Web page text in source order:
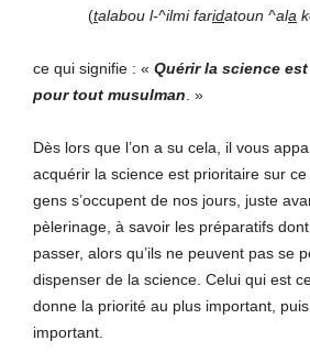
(talabou l-^ilmi faridatoun ^ala
ce qui signifie : « Quérir la science
pour tout musulman . »
Dès lors que l’on a su cela, il vous
acquérir la science est prioritaire sur
gens s’occupent de nos jours, juste
pèlerinage, à savoir les préparatifs
passer, alors qu’ils ne peuvent pas se
dispenser de la science. Celui qui est
donne la priorité au plus important,
important.